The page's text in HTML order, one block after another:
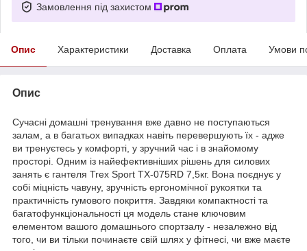
Замовлення під захистом
Опис Характеристики Доставка Оплата Умови
Опис
Сучасні домашні тренування вже давно не поступаються
залам, а в багатьох випадках навіть перевершують їх - адже
ви тренуєтесь у комфорті, у зручний час і в знайомому
просторі. Одним із найефективніших рішень для силових
занять є гантеля Trex Sport TX-075RD 7,5кг. Вона поєднує у
собі міцність чавуну, зручність ергономічної рукоятки та
практичність гумового покриття. Завдяки компактності та
багатофункціональності ця модель стане ключовим
елементом вашого домашнього спортзалу - незалежно від
того, чи ви тільки починаєте свій шлях у фітнесі, чи вже маєте